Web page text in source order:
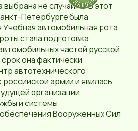
выбрана не случайно. В этот
Петербурге была
Учебная автомобильная рота.
стала подготовка
частей русской
она фактически
автотехнического
армии и явилась
организации
и системы
Вооруженных Сил